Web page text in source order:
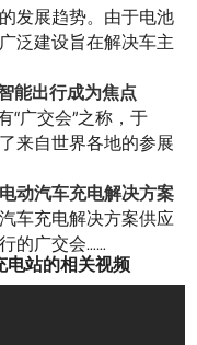
发展趋势。由于电池
泛建设旨在解决车主
能出行成为焦点
“广交会”之称，于
来自世界各地的参展
动汽车充电解决方案
车充电解决方案供应
的广交会……
电站的相关视频